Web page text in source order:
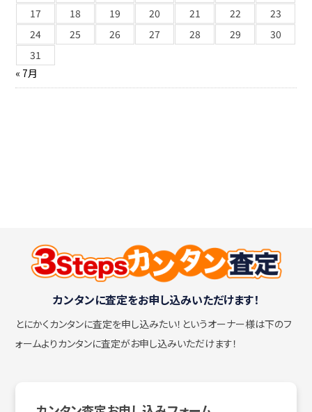
17
18 19 20 21 22
23
24
25 26 27 28 29
30
31
« 7月
カンタンに査定をお申し込みいただけます！
とにかくカンタンに査定を申し込みたい！ というオーナー様は下のフ
ォームよりカンタンに査定がお申し込みいただけます！